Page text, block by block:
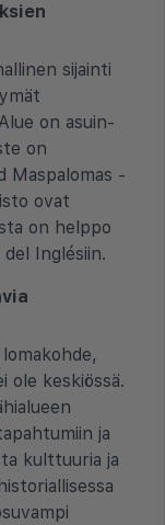
sijainti
on asuin-
on
Maspalomas -
ovat
on helppo
Inglésiin.
ole keskiössä.
ja
kulttuuria ja